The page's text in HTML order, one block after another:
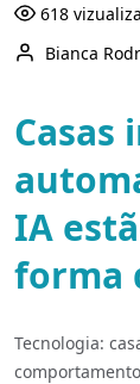
618
Bianca
Casas
IA
forma
Tecnologia: